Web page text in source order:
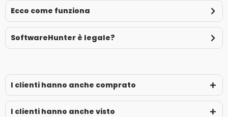
Ecco come funziona
SoftwareHunter è legale?
I clienti hanno anche comprato
I clienti hanno anche visto